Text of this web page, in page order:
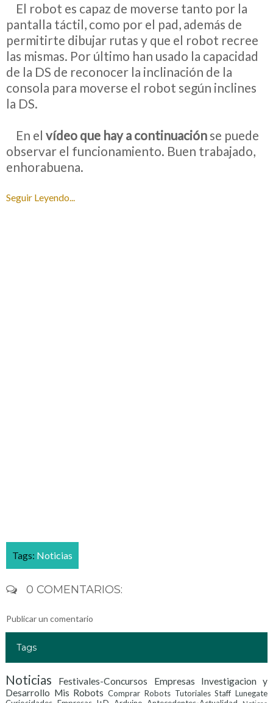
El robot es capaz de moverse tanto por la
pantalla táctil, como por el pad, además de
permitirte dibujar rutas y que el robot recree
las mismas. Por último han usado la capacidad
de la DS de reconocer la inclinación de la
consola para moverse el robot según inclines
la DS.
En el vídeo que hay a continuación se puede
observar el funcionamiento. Buen trabajado,
enhorabuena.
Seguir Leyendo...
Tags: Noticias
0 COMENTARIOS:
Publicar un comentario
Tags
Noticias Festivales-Concursos
Empresas Investigacion y
Desarrollo Mis Robots Comprar Robots Tutoriales Staff Lunegate